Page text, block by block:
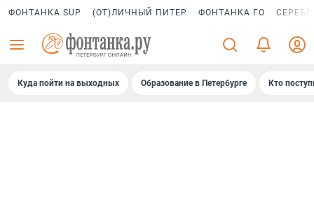
ФОНТАНКА SUP (ОТ)ЛИЧНЫЙ ПИТЕР ФОНТАНКА ГО
Куда пойти на выходных Образование в Петербурге Кто